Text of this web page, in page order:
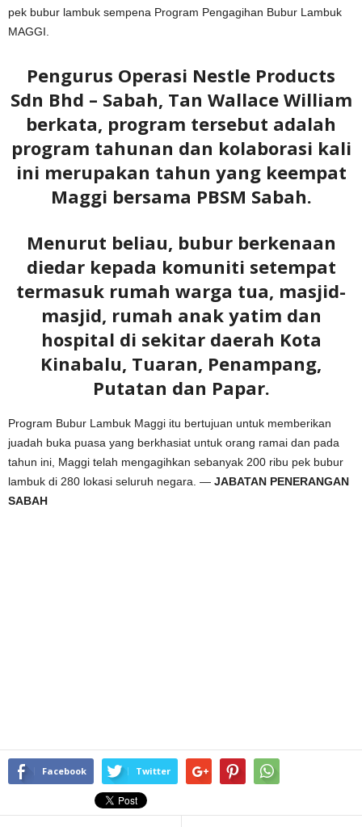
pek bubur lambuk sempena Program Pengagihan Bubur Lambuk
MAGGI.
Pengurus Operasi Nestle Products
Sdn Bhd – Sabah, Tan Wallace William
berkata, program tersebut adalah
program tahunan dan kolaborasi kali
ini merupakan tahun yang keempat
Maggi bersama PBSM Sabah.
Menurut beliau, bubur berkenaan
diedar kepada komuniti setempat
termasuk rumah warga tua, masjid-
masjid, rumah anak yatim dan
hospital di sekitar daerah Kota
Kinabalu, Tuaran, Penampang,
Putatan dan Papar.
Program Bubur Lambuk Maggi itu bertujuan untuk memberikan
juadah buka puasa yang berkhasiat untuk orang ramai dan pada
tahun ini, Maggi telah mengagihkan sebanyak 200 ribu pek bubur
lambuk di 280 lokasi seluruh negara. — JABATAN PENERANGAN
SABAH
Facebook Twitter